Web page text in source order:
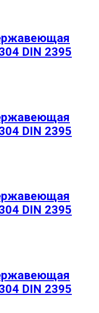
DIN 2395
DIN 2395
DIN 2395
DIN 2395